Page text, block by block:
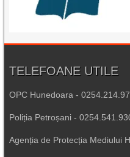
TELEFOANE UTILE
OPC Hunedoara -
Poliția Petroșani -
Agenția de Protecția Mediului